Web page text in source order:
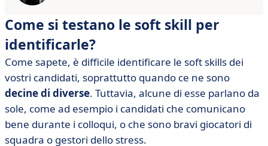
Come si testano le soft skill per
identificarle?
Come sapete, è difficile identificare le soft skills dei
vostri candidati, soprattutto quando ce ne sono
decine di diverse. Tuttavia, alcune di esse parlano da
sole, come ad esempio i candidati che comunicano
bene durante i colloqui, o che sono bravi giocatori di
squadra o gestori dello stress.